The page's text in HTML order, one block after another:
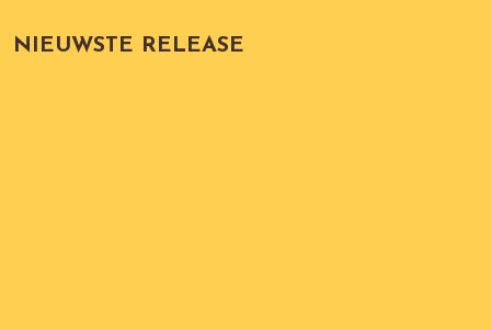
NIEUWSTE RELEASE